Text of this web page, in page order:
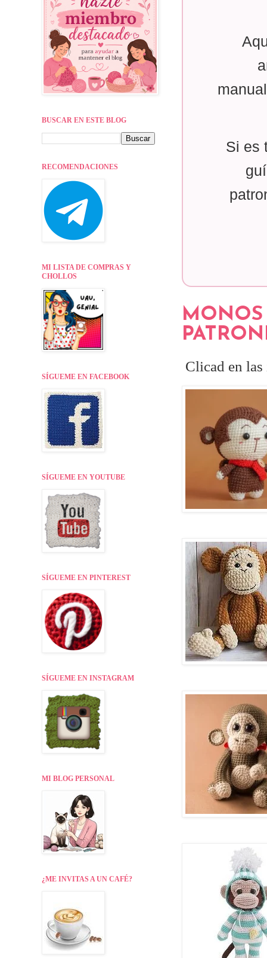
Si es
Clicad en
BUSCAR EN ESTE BLOG
RECOMENDACIONES
MI LISTA DE COMPRAS Y
CHOLLOS
SÍGUEME EN FACEBOOK
SÍGUEME EN YOUTUBE
SÍGUEME EN PINTEREST
SÍGUEME EN INSTAGRAM
MI BLOG PERSONAL
¿ME INVITAS A UN CAFÉ?